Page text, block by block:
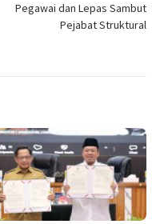
Pegawai dan Lepas Sambut
Pejabat Struktural